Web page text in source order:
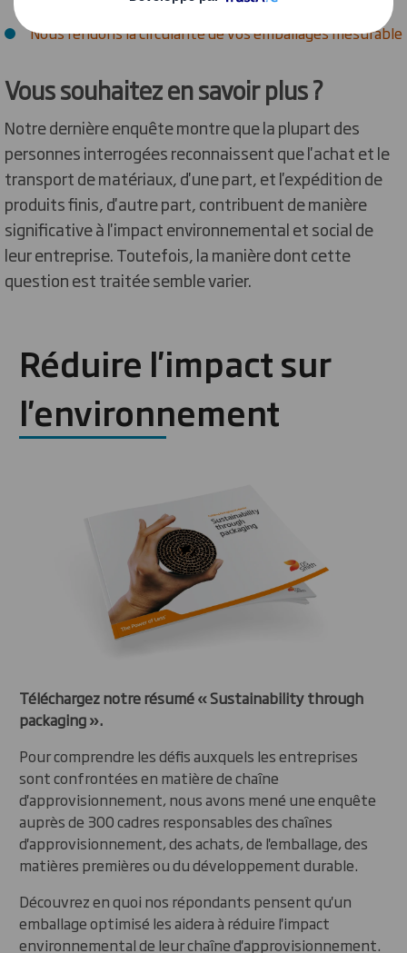
Nous rendons la circularité de vos emballages mesurable
Vous souhaitez en savoir plus ?
Notre dernière enquête montre que la plupart des
personnes interrogées reconnaissent que l'achat et le
transport de matériaux, d'une part, et l'expédition de
produits finis, d'autre part, contribuent de manière
significative à l'impact environnemental et social de
leur entreprise. Toutefois, la manière dont cette
question est traitée semble varier.
Réduire l'impact sur
l'environnement
Téléchargez notre résumé « Sustainability through
packaging ».
Pour comprendre les défis auxquels les entreprises
sont confrontées en matière de chaîne
d'approvisionnement, nous avons mené une enquête
auprès de 300 cadres responsables des chaînes
d'approvisionnement, des achats, de l'emballage, des
matières premières ou du développement durable.
Découvrez en quoi nos répondants pensent qu'un
emballage optimisé les aidera à réduire l'impact
environnemental de leur chaîne d'approvisionnement.